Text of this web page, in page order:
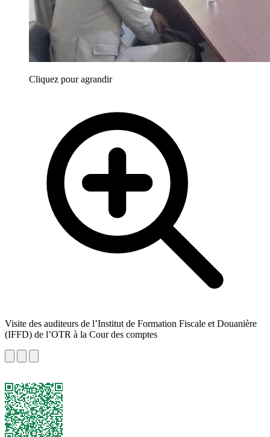
Cliquez pour agrandir
Visite des auditeurs de l’Institut de Formation Fiscale et Douanière
(IFFD) de l’OTR à la Cour des comptes